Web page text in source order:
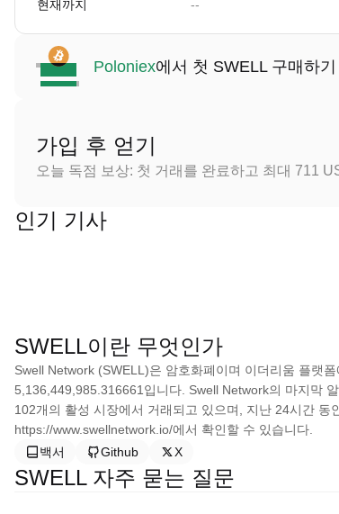
현재까지 --
Poloniex에서 첫 SWELL 구매하기
가입 후 얻기
오늘 독점 보상: 첫 거래를 완료하고 최대 711
인기 기사
SWELL이란 무엇인가
Swell Network (SWELL)은 암호화폐이며 이더리움 플랫
5,136,449,985.316661입니다. Swell Network의 마지막
102개의 활성 시장에서 거래되고 있으며, 지난 24시간
https://www.swellnetwork.io/에서 확인할 수 있습니다.
백서
Github X
SWELL 자주 묻는 질문